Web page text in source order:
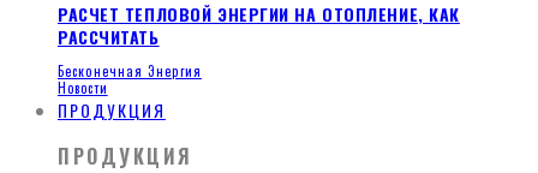
РАСЧЕТ ТЕПЛОВОЙ ЭНЕРГИИ НА ОТОПЛЕНИЕ, КАК
РАССЧИТАТЬ
Бесконечная Энергия
Новости
ПРОДУКЦИЯ
ПРОДУКЦИЯ